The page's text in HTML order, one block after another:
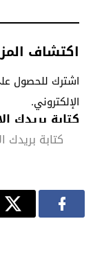
اكتشاف
اشترك للحصول
الإلكتروني.
كتابة بريدك